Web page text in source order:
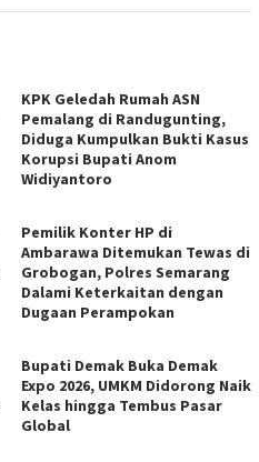
KPK Geledah Rumah ASN
Pemalang di Randugunting,
Diduga Kumpulkan Bukti Kasus
Korupsi Bupati Anom
Widiyantoro
Pemilik Konter HP di
Ambarawa Ditemukan Tewas di
Grobogan, Polres Semarang
Dalami Keterkaitan dengan
Dugaan Perampokan
Bupati Demak Buka Demak
Expo 2026, UMKM Didorong Naik
Kelas hingga Tembus Pasar
Global